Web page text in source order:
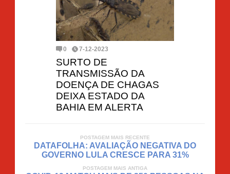
0 7-12-2023
SURTO DE
TRANSMISSÃO DA
DOENÇA DE CHAGAS
DEIXA ESTADO DA
BAHIA EM ALERTA
POSTAGEM MAIS RECENTE
DATAFOLHA: AVALIAÇÃO NEGATIVA DO
GOVERNO LULA CRESCE PARA 31%
POSTAGEM MAIS ANTIGA